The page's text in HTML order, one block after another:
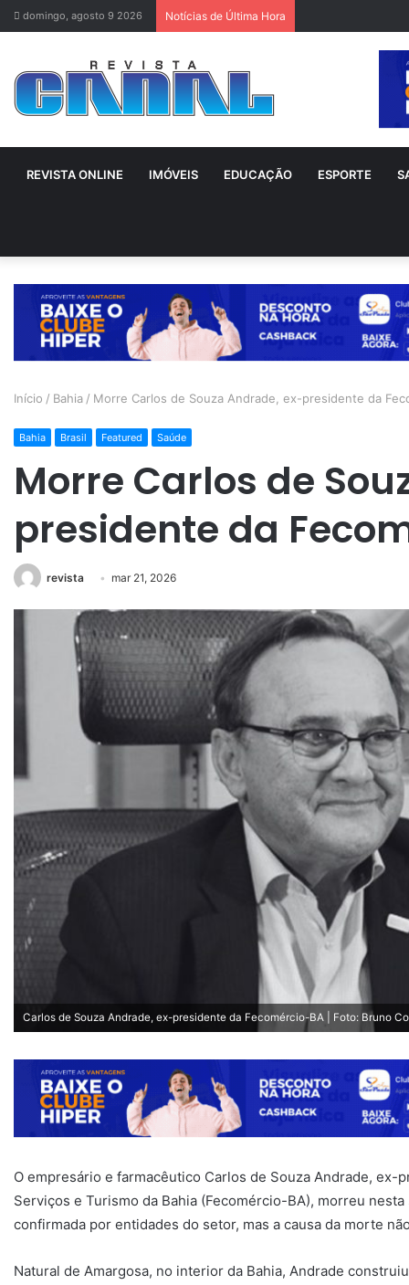
domingo, agosto 9 2026 Notícias de Última Hora
REVISTA ONLINE IMÓVEIS EDUCAÇÃO ESPORTE
Início / Bahia / Morre Carlos de Souza Andrade, ex-presidente da
Bahia Brasil Featured Saúde
Morre Carlos de
presidente da
revista mar 21, 2026
Carlos de Souza Andrade, ex-presidente da Fecomércio-BA | Foto: Bruno
O empresário e farmacêutico Carlos de Souza Andrade, ex-
Serviços e Turismo da Bahia (Fecomércio-BA), morreu
confirmada por entidades do setor, mas a causa da morte
Natural de Amargosa, no interior da Bahia, Andrade